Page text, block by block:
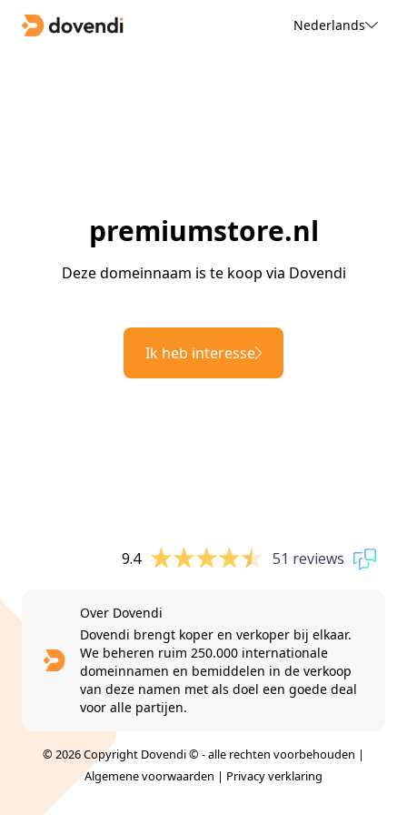
Nederlands
premiumstore.nl
Deze domeinnaam is te koop via Dovendi
Ik heb interesse
9.4 51 reviews
Over Dovendi
Dovendi brengt koper en verkoper bij elkaar.
We beheren ruim 250.000 internationale
domeinnamen en bemiddelen in de verkoop
van deze namen met als doel een goede deal
voor alle partijen.
© 2026 Copyright Dovendi © - alle rechten voorbehouden |
Algemene voorwaarden | Privacy verklaring